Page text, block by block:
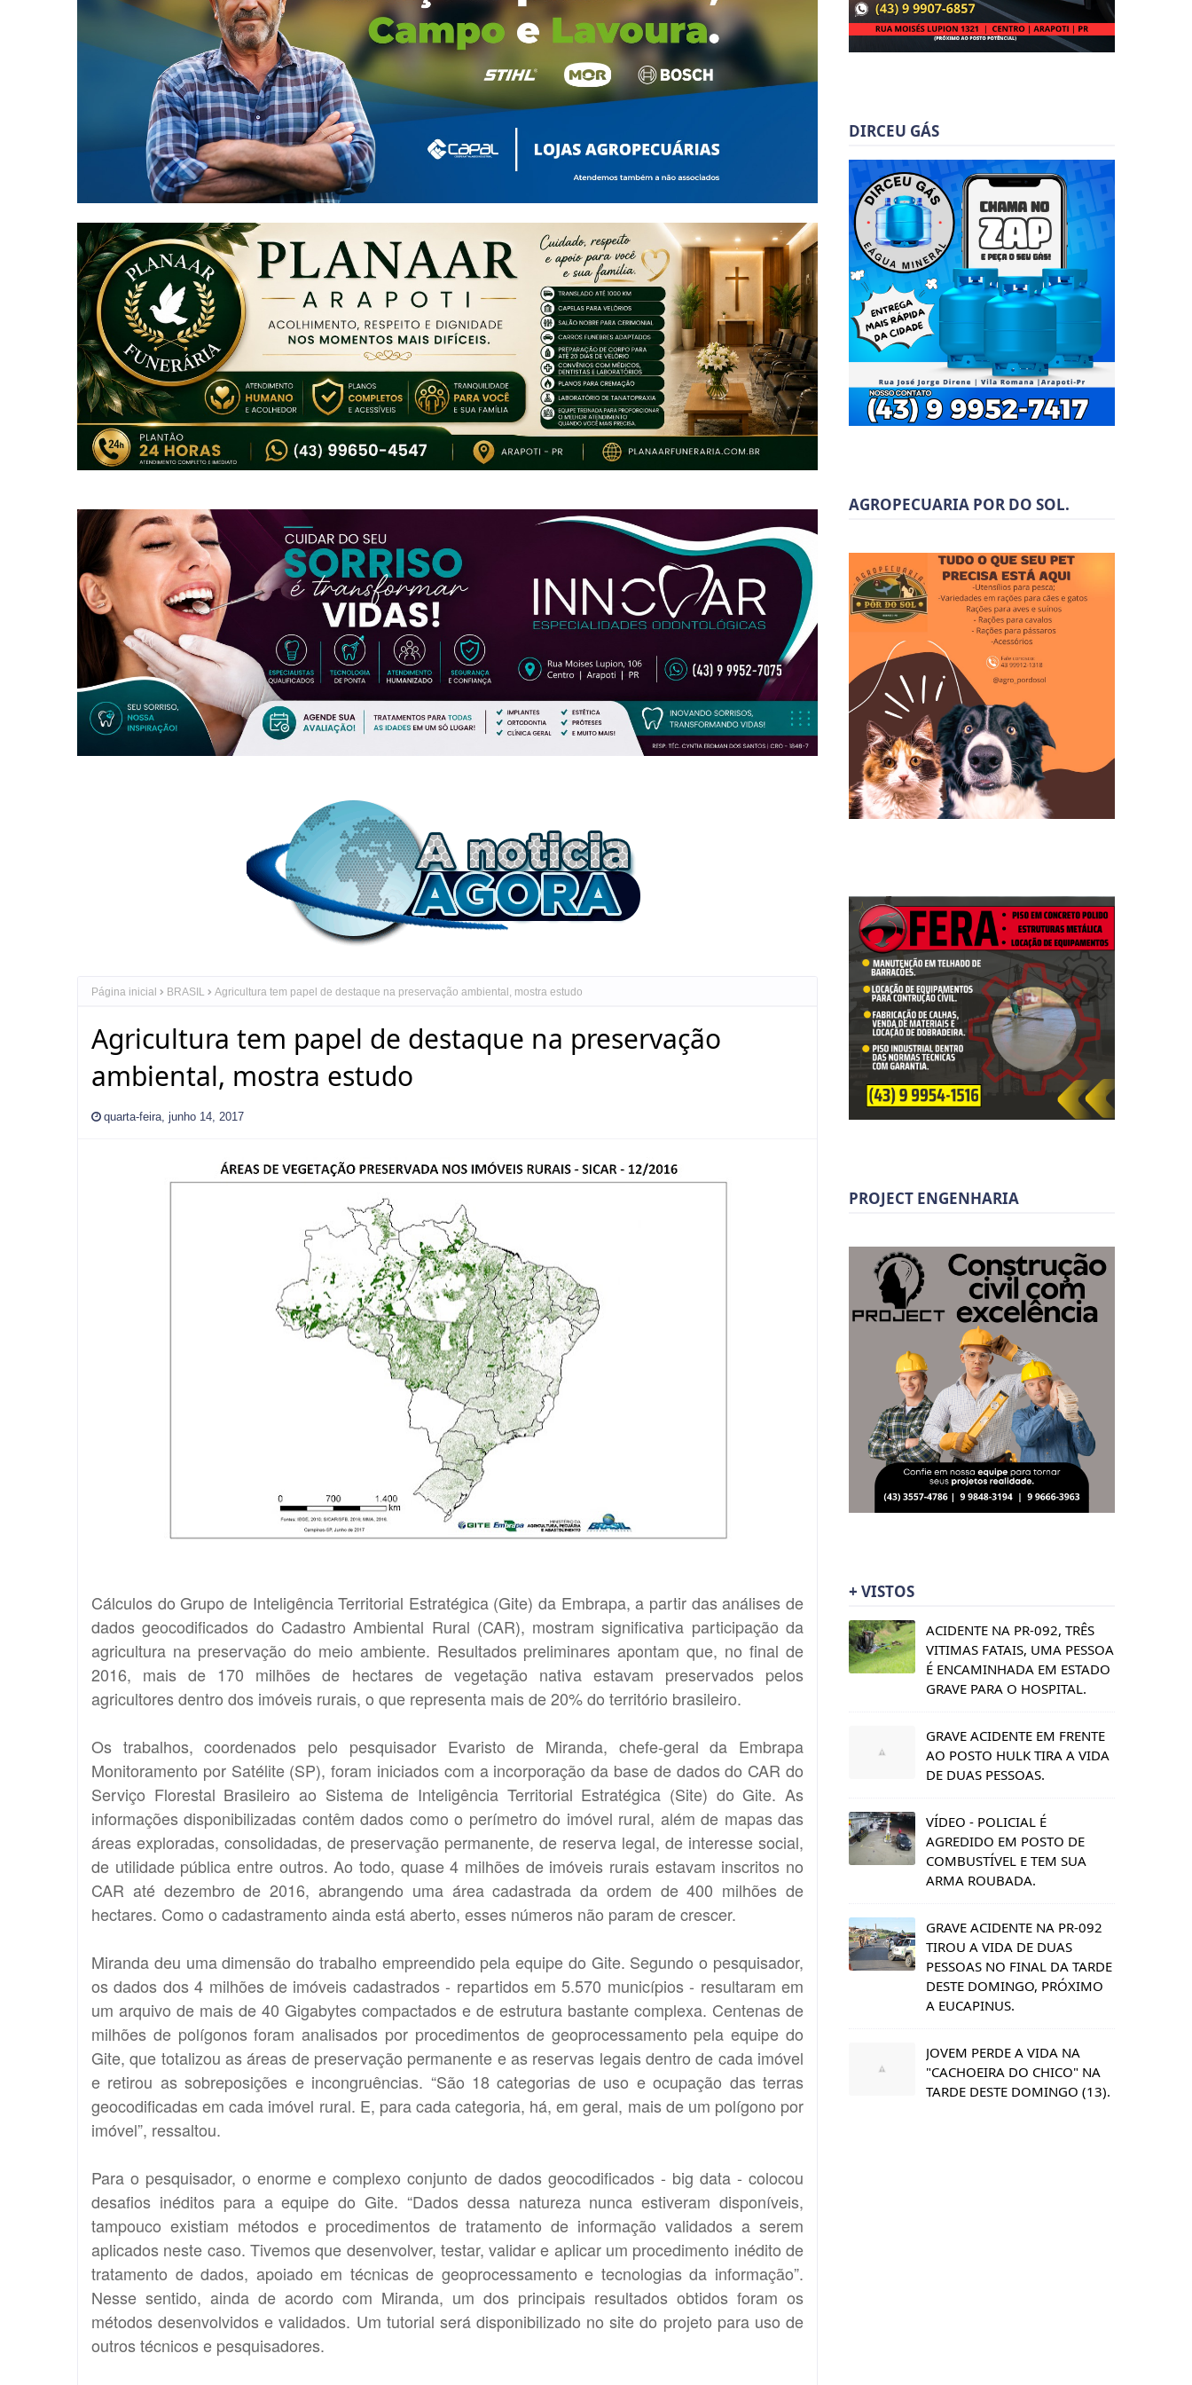
Página inicial BRASIL Agricultura tem papel de destaque na preservação ambiental, mostra estudo
Agricultura tem papel de destaque na preservação
ambiental, mostra estudo
quarta-feira, junho 14, 2017
Cálculos do Grupo de Inteligência Territorial Estratégica (Gite) da Embrapa, a partir das análises de
dados geocodificados do Cadastro Ambiental Rural (CAR), mostram significativa participação da
agricultura na preservação do meio ambiente. Resultados preliminares apontam que, no final de
2016, mais de 170 milhões de hectares de vegetação nativa estavam preservados pelos
agricultores dentro dos imóveis rurais, o que representa mais de 20% do território brasileiro.
Os trabalhos, coordenados pelo pesquisador Evaristo de Miranda, chefe-geral da Embrapa
Monitoramento por Satélite (SP), foram iniciados com a incorporação da base de dados do CAR do
Serviço Florestal Brasileiro ao Sistema de Inteligência Territorial Estratégica (Site) do Gite. As
informações disponibilizadas contêm dados como o perímetro do imóvel rural, além de mapas das
áreas exploradas, consolidadas, de preservação permanente, de reserva legal, de interesse social,
de utilidade pública entre outros. Ao todo, quase 4 milhões de imóveis rurais estavam inscritos no
CAR até dezembro de 2016, abrangendo uma área cadastrada da ordem de 400 milhões de
hectares. Como o cadastramento ainda está aberto, esses números não param de crescer.
Miranda deu uma dimensão do trabalho empreendido pela equipe do Gite. Segundo o pesquisador,
os dados dos 4 milhões de imóveis cadastrados - repartidos em 5.570 municípios - resultaram em
um arquivo de mais de 40 Gigabytes compactados e de estrutura bastante complexa. Centenas de
milhões de polígonos foram analisados por procedimentos de geoprocessamento pela equipe do
Gite, que totalizou as áreas de preservação permanente e as reservas legais dentro de cada imóvel
e retirou as sobreposições e incongruências. “São 18 categorias de uso e ocupação das terras
geocodificadas em cada imóvel rural. E, para cada categoria, há, em geral, mais de um polígono por
imóvel”, ressaltou.
Para o pesquisador, o enorme e complexo conjunto de dados geocodificados - big data - colocou
desafios inéditos para a equipe do Gite. “Dados dessa natureza nunca estiveram disponíveis,
tampouco existiam métodos e procedimentos de tratamento de informação validados a serem
aplicados neste caso. Tivemos que desenvolver, testar, validar e aplicar um procedimento inédito de
tratamento de dados, apoiado em técnicas de geoprocessamento e tecnologias da informação”.
Nesse sentido, ainda de acordo com Miranda, um dos principais resultados obtidos foram os
métodos desenvolvidos e validados. Um tutorial será disponibilizado no site do projeto para uso de
outros técnicos e pesquisadores.
DIRCEU GÁS
AGROPECUARIA POR DO SOL.
PROJECT ENGENHARIA
+ VISTOS
ACIDENTE NA PR-092, TRÊS
VITIMAS FATAIS, UMA PESSOA
É ENCAMINHADA EM ESTADO
GRAVE PARA O HOSPITAL.
GRAVE ACIDENTE EM FRENTE
AO POSTO HULK TIRA A VIDA
DE DUAS PESSOAS.
VÍDEO - POLICIAL É
AGREDIDO EM POSTO DE
COMBUSTÍVEL E TEM SUA
ARMA ROUBADA.
GRAVE ACIDENTE NA PR-092
TIROU A VIDA DE DUAS
PESSOAS NO FINAL DA TARDE
DESTE DOMINGO, PRÓXIMO
A EUCAPINUS.
JOVEM PERDE A VIDA NA
"CACHOEIRA DO CHICO" NA
TARDE DESTE DOMINGO (13).